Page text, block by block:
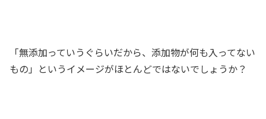
「無添加っていうぐらいだから、添加物が何も入ってない
もの」というイメージがほとんどではないでしょうか？